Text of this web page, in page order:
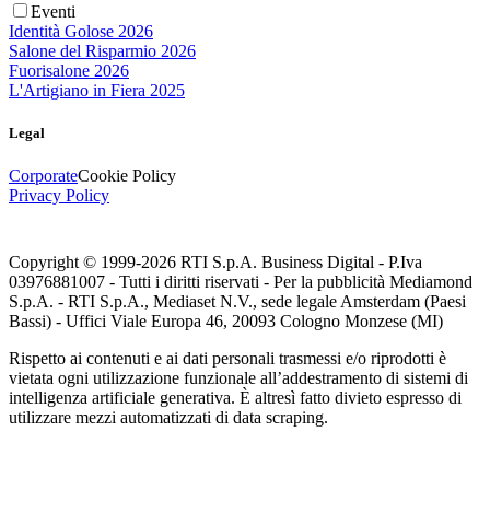
Eventi
Identità Golose 2026
Salone del Risparmio 2026
Fuorisalone 2026
L'Artigiano in Fiera 2025
Legal
CorporateCookie Policy
Privacy Policy
Copyright © 1999-2026 RTI S.p.A. Business Digital - P.Iva
03976881007 - Tutti i diritti riservati - Per la pubblicità Mediamond
S.p.A. - RTI S.p.A., Mediaset N.V., sede legale Amsterdam (Paesi
Bassi) - Uffici Viale Europa 46, 20093 Cologno Monzese (MI)
Rispetto ai contenuti e ai dati personali trasmessi e/o riprodotti è
vietata ogni utilizzazione funzionale all’addestramento di sistemi di
intelligenza artificiale generativa. È altresì fatto divieto espresso di
utilizzare mezzi automatizzati di data scraping.